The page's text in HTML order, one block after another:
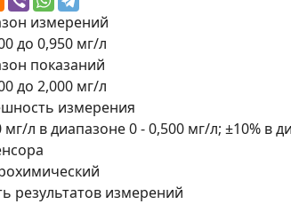
измерений
до 0,950 мг/л
показаний
до 2,000 мг/л
измерения
мг/л в диапазоне 0 - 0,500 мг/л; ±10% в
результатов измерений